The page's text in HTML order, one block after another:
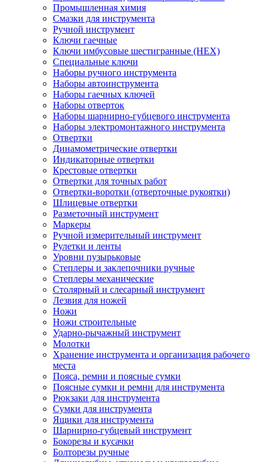
Промышленная химия
Смазки для инструмента
Ручной инструмент
Ключи гаечные
Ключи имбусовые шестигранные (HEX)
Специальные ключи
Наборы ручного инструмента
Наборы автоинструмента
Наборы гаечных ключей
Наборы отверток
Наборы шарнирно-губцевого инструмента
Наборы электромонтажного инструмента
Отвертки
Динамометрические отвертки
Индикаторные отвертки
Крестовые отвертки
Отвертки для точных работ
Отвертки-воротки (отверточные рукоятки)
Шлицевые отвертки
Разметочный инструмент
Маркеры
Ручной измерительный инструмент
Рулетки и ленты
Уровни пузырьковые
Степлеры и заклепочники ручные
Степлеры механические
Столярный и слесарный инструмент
Лезвия для ножей
Ножи
Ножи строительные
Ударно-рычажный инструмент
Молотки
Хранение инструмента и организация рабочего
места
Пояса, ремни и поясные сумки
Поясные сумки и ремни для инструмента
Рюкзаки для инструмента
Сумки для инструмента
Ящики для инструмента
Шарнирно-губцевый инструмент
Бокорезы и кусачки
Болторезы ручные